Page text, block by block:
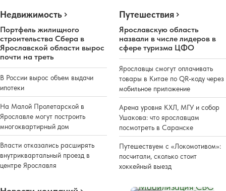
Недвижимость
Портфель жилищного
строительства Сбера в
Ярославской области вырос
почти на треть
В России вырос объем выдачи
ипотеки
На Малой Пролетарской в
Ярославле могут построить
многоквартирный дом
Власти отказались расширять
внутриквартальный проезд в
центре Ярославля
Путешествия
Ярославскую область
назвали в числе лидеров в
сфере туризма ЦФО
Ярославцы смогут оплачивать
товары в Китае по QR-коду через
мобильное приложение
Арена уровня КХЛ, МГУ и собор
Ушакова: что ярославцам
посмотреть в Саранске
Путешествуем с «Локомотивом»:
посчитали, сколько стоит
хоккейный выезд